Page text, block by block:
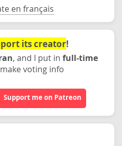
en français
its creator!
, and I put in full-time
voting info
Support me on Patreon